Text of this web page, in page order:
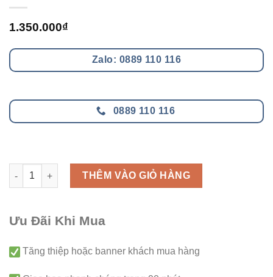
1.350.000₫
Zalo: 0889 110 116
0889 110 116
Chia buồn - G247 số lượng
THÊM VÀO GIỎ HÀNG
Ưu Đãi Khi Mua
Tăng thiệp hoặc banner khách mua hàng